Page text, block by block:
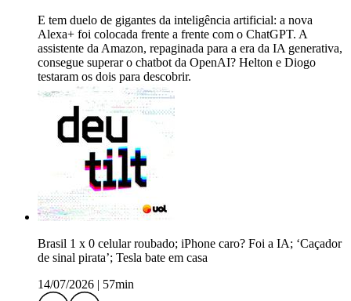
E tem duelo de gigantes da inteligência artificial: a nova
Alexa+ foi colocada frente a frente com o ChatGPT. A
assistente da Amazon, repaginada para a era da IA generativa,
consegue superar o chatbot da OpenAI? Helton e Diogo
testaram os dois para descobrir.
Brasil 1 x 0 celular roubado; iPhone caro? Foi a IA; ‘Caçador
de sinal pirata’; Tesla bate em casa
14/07/2026
57min